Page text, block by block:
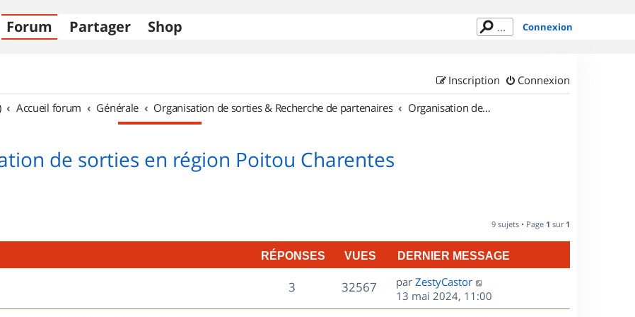
Forum Partager Shop Connexion
Connexion
Inscription
Accueil forum Générale Organisation de sorties & Recherche de partenaires Organisation de sorties en région Poitou Charentes
de sorties en région Poitou Charentes
9 sujets • Page 1 sur 1
RÉPONSES VUES DERNIER MESSAGE
3R
é
32567V
u
D
e
r
par ZestyCastor
13 mai 2024, 11:00